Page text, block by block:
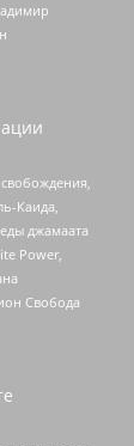
Каида,
джамаата
Power,
Свобода